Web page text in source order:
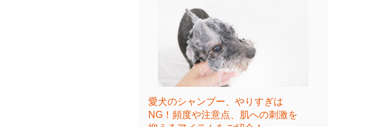
愛犬のシャンプー、やりすぎは
NG！頻度や注意点、肌への刺激を